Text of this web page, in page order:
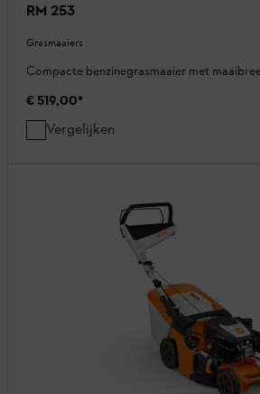
RM 253
Grasmaaiers
Compacte benzinegrasmaaier met
€ 519,00*
Vergelijken